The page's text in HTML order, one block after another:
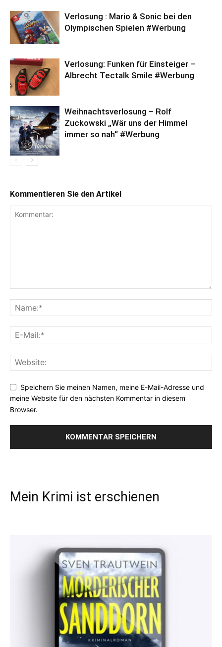
Verlosung : Mario & Sonic bei den
Olympischen Spielen #Werbung
Verlosung: Funken für Einsteiger –
Albrecht Tectalk Smile #Werbung
Weihnachtsverlosung – Rolf
Zuckowski „Wär uns der Himmel
immer so nah“ #Werbung
Kommentieren Sie den Artikel
Speichern Sie meinen Namen, meine E-Mail-Adresse und
meine Website für den nächsten Kommentar in diesem
Browser.
Mein Krimi ist erschienen